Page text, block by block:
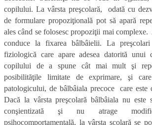
copilului. La vârsta preşcolară, odată cu
de formulare propoziţională pot să apară
ales când se folosesc propoziţii mai
conduce la fixarea bâlbâielii. La preşcolari
fiziologică care apare adesea datorită unui
copilului de a spune cât mai mult şi
posibilităţile limitate de exprimare, şi
patologicului, de bâlbâiala precoce care este
Dacă la vârsta preşcolară bâlbâiala nu este
conşientizată şi nu atrage
psihocomportamentală, la vârsta şcolară se